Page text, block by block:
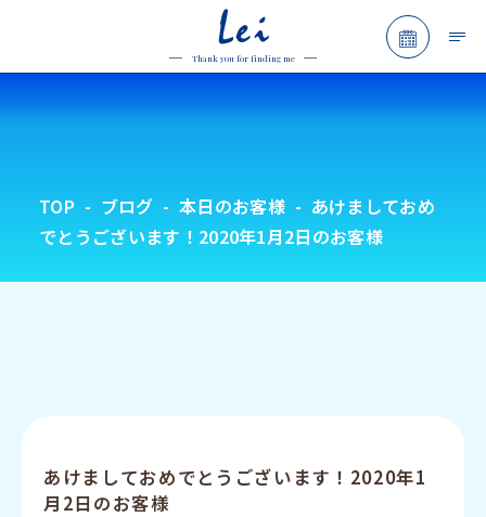
Lei
Thank you for finding me
予約フ
TOP ブログ 本日のお客様
あけましておめ
でとうございます！2020年1月2日のお客様
あけましておめでとうございます！2020年1
月2日のお客様